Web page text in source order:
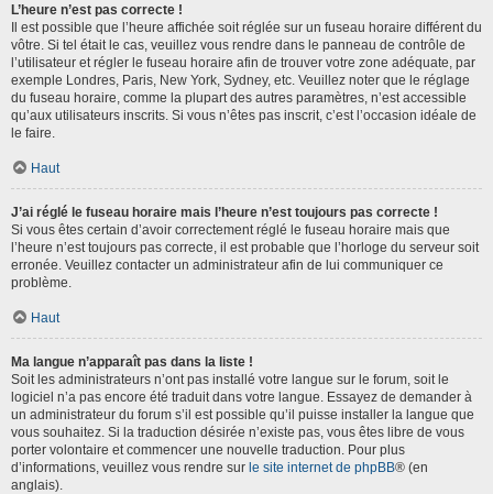
L’heure n’est pas correcte !
Il est possible que l’heure affichée soit réglée sur un fuseau horaire différent du
vôtre. Si tel était le cas, veuillez vous rendre dans le panneau de contrôle de
l’utilisateur et régler le fuseau horaire afin de trouver votre zone adéquate, par
exemple Londres, Paris, New York, Sydney, etc. Veuillez noter que le réglage
du fuseau horaire, comme la plupart des autres paramètres, n’est accessible
qu’aux utilisateurs inscrits. Si vous n’êtes pas inscrit, c’est l’occasion idéale de
le faire.
Haut
J’ai réglé le fuseau horaire mais l’heure n’est toujours pas correcte !
Si vous êtes certain d’avoir correctement réglé le fuseau horaire mais que
l’heure n’est toujours pas correcte, il est probable que l’horloge du serveur soit
erronée. Veuillez contacter un administrateur afin de lui communiquer ce
problème.
Haut
Ma langue n’apparaît pas dans la liste !
Soit les administrateurs n’ont pas installé votre langue sur le forum, soit le
logiciel n’a pas encore été traduit dans votre langue. Essayez de demander à
un administrateur du forum s’il est possible qu’il puisse installer la langue que
vous souhaitez. Si la traduction désirée n’existe pas, vous êtes libre de vous
porter volontaire et commencer une nouvelle traduction. Pour plus
d’informations, veuillez vous rendre sur le site internet de phpBB® (en
anglais).